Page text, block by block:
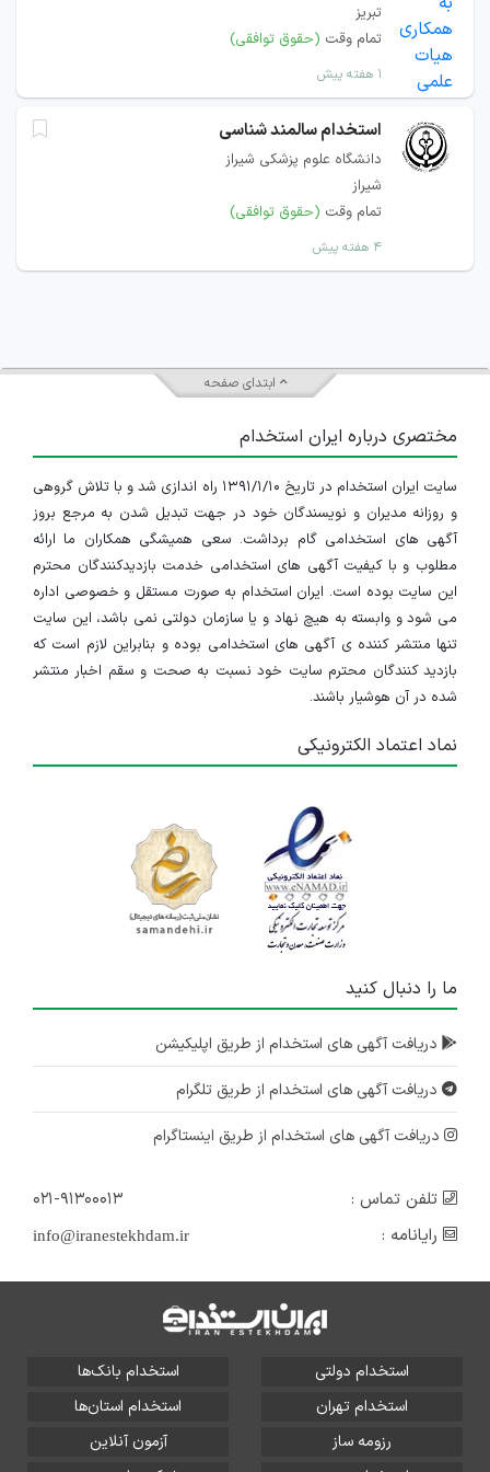
تبریز
تمام وقت (حقوق توافقی)
۱ هفته پیش
استخدام سالمند شناسی
دانشگاه علوم پزشکی شیراز
شیراز
تمام وقت (حقوق توافقی)
۴ هفته پیش
ابتدای صفحه
مختصری درباره ایران استخدام
سایت ایران استخدام در تاریخ ۱۳۹۱/۱/۱۰ راه اندازی شد و با تلاش گروهی
و روزانه مدیران و نویسندگان خود در جهت تبدیل شدن به مرجع بروز
آگهی های استخدامی گام برداشت. سعی همیشگی همکاران ما ارائه
مطلوب و با کیفیت آگهی های استخدامی خدمت بازدیدکنندگان محترم
این سایت بوده است. ایران استخدام به صورت مستقل و خصوصی اداره
می شود و وابسته به هیچ نهاد و یا سازمان دولتی نمی باشد، این سایت
تنها منتشر کننده ی آگهی های استخدامی بوده و بنابراین لازم است که
بازدید کنندگان محترم سایت خود نسبت به صحت و سقم اخبار منتشر
شده در آن هوشیار باشند.
نماد اعتماد الکترونیکی
ما را دنبال کنید
دریافت آگهی های استخدام از طریق اپلیکیشن
دریافت آگهی های استخدام از طریق تلگرام
دریافت آگهی های استخدام از طریق اینستاگرام
تلفن تماس :
۰۲۱-۹۱۳۰۰۰۱۳
رایانامه :
info@iranestekhdam.ir
استخدام دولتی
استخدام بانک‌ها
استخدام تهران
استخدام استان‌ها
رزومه ساز
آزمون آنلاین